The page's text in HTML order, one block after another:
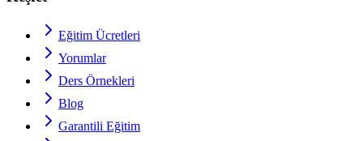
Eğitim Ücretleri
Yorumlar
Ders Örnekleri
Blog
Garantili Eğitim